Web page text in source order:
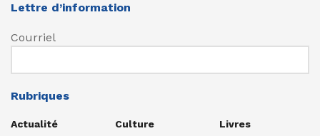
Lettre d’information
Courriel
Rubriques
Actualité
Culture
Livres